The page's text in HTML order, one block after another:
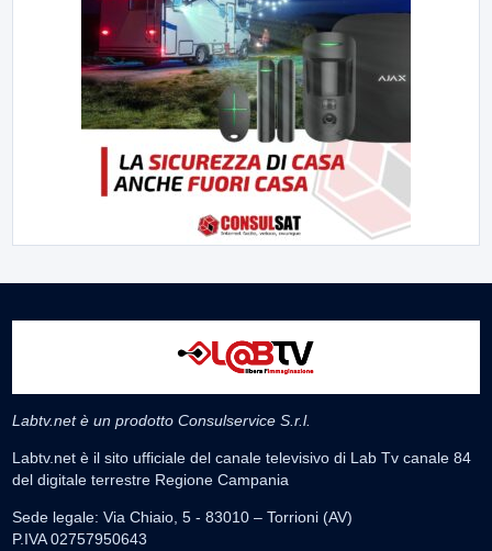
Labtv.net è un prodotto Consulservice S.r.l.
Labtv.net è il sito ufficiale del canale televisivo di Lab Tv canale 84
del digitale terrestre Regione Campania
Sede legale: Via Chiaio, 5 - 83010 – Torrioni (AV)
P.IVA 02757950643